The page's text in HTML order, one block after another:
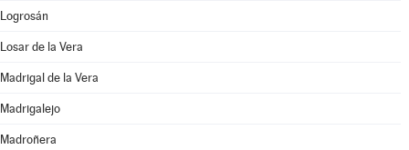
Logrosán
Losar de la Vera
Madrigal de la Vera
Madrigalejo
Madroñera